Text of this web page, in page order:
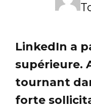
LinkedIn a
supérieure.
tournant
forte